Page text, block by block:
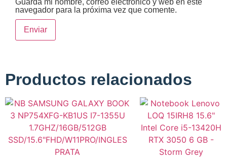
navegador para la próxima vez que comente.
Productos relacionados